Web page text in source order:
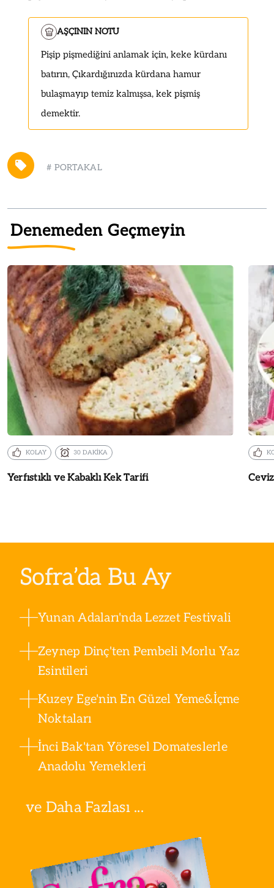
AŞÇININ NOTU
Pişip pişmediğini anlamak için, keke kürdanı
batırın, Çıkardığınızda kürdana hamur
bulaşmayıp temiz kalmışsa, kek pişmiş
demektir.
# PORTAKAL
Denemeden Geçmeyin
KOLAY 30 DAKİKA
Yerfıstıklı ve Kabaklı Kek Tarifi
Sofra’da Bu Ay
Yunan Adaları'nda Lezzet Festivali
Zeynep Dinç'ten Pembeli Morlu Yaz
Esintileri
Kuzey Ege'nin En Güzel Yeme&İçme
Noktaları
İnci Bak'tan Yöresel Domateslerle
Anadolu Yemekleri
ve Daha Fazlası ...